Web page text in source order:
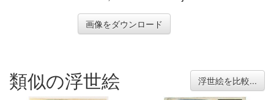
画像をダウンロード
類似の浮世絵 浮世絵を比較...